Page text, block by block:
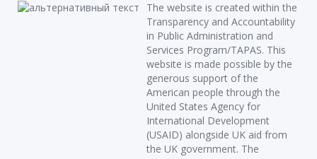
The website is created within the
Transparency and Accountability
in Public Administration and
Services Program/TAPAS. This
website is made possible by the
generous support of the
American people through the
United States Agency for
International Development
(USAID) alongside UK aid from
the UK government. The